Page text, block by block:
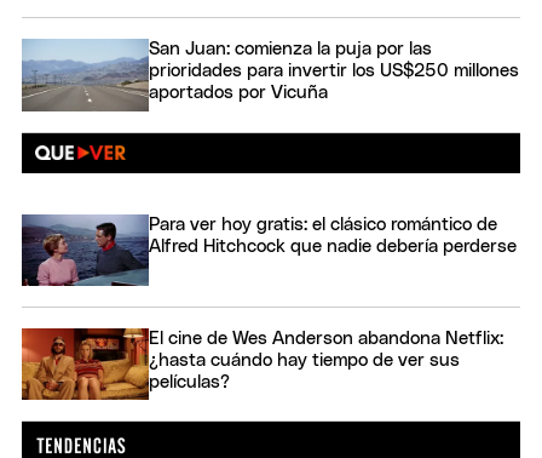
San Juan: comienza la puja por las
prioridades para invertir los US$250 millones
aportados por Vicuña
Para ver hoy gratis: el clásico romántico de
Alfred Hitchcock que nadie debería perderse
El cine de Wes Anderson abandona Netflix:
¿hasta cuándo hay tiempo de ver sus
películas?